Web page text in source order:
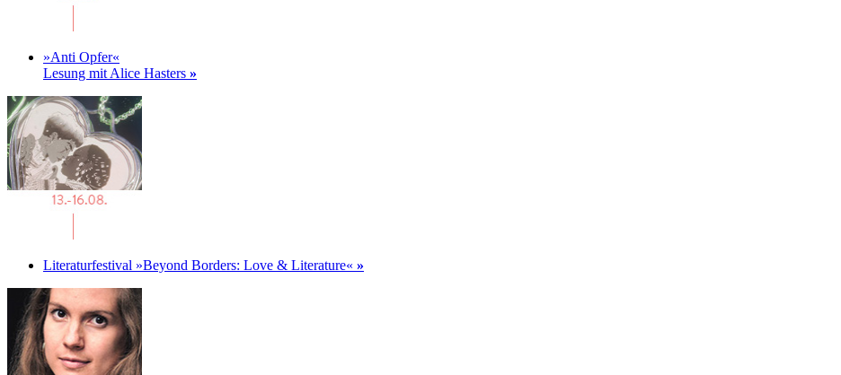
»Anti Opfer«
Lesung mit Alice Hasters »
Literaturfestival »Beyond Borders: Love & Literature« »